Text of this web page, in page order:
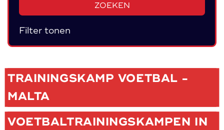
ZOEKEN
Filter tonen
TRAININGSKAMP VOETBAL -
MALTA
VOETBALTRAININGSKAMPEN IN